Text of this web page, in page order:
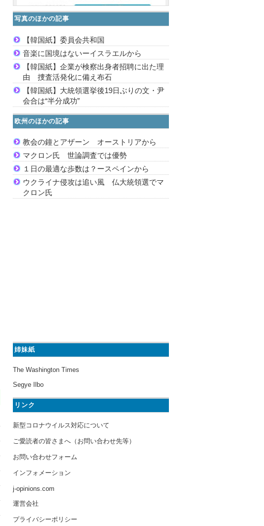
写真のほかの記事
【韓国紙】委員会共和国
音楽に国境はないーイスラエルから
【韓国紙】企業が検察出身者招聘に出た理
由 捜査活発化に備え布石
【韓国紙】大統領選挙後19日ぶりの文・尹
会合は“半分成功”
欧州のほかの記事
教会の鐘とアザーン オーストリアから
マクロン氏 世論調査では優勢
１日の最適な歩数は？ースペインから
ウクライナ侵攻は追い風 仏大統領選でマ
クロン氏
姉妹紙
The Washington Times
Segye Ilbo
リンク
新型コロナウイルス対応について
ご愛読者の皆さまへ（お問い合わせ先等）
お問い合わせフォーム
インフォメーション
j-opinions.com
運営会社
プライバシーポリシー